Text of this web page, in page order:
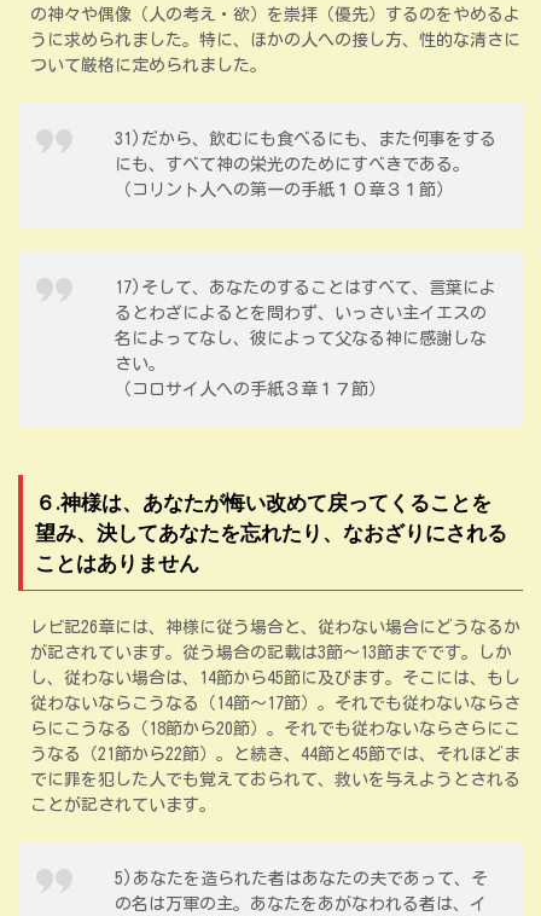
の神々や偶像（人の考え・欲）を崇拝（優先）するのをやめるよ
うに求められました。特に、ほかの人への接し方、性的な清さに
ついて厳格に定められました。
31)だから、飲むにも食べるにも、また何事をする
にも、すべて神の栄光のためにすべきである。
（コリント人への第一の手紙１０章３１節）
17)そして、あなたのすることはすべて、言葉によ
るとわざによるとを問わず、いっさい主イエスの
名によってなし、彼によって父なる神に感謝しな
さい。
（コロサイ人への手紙３章１７節）
６.神様は、あなたが悔い改めて戻ってくることを
望み、決してあなたを忘れたり、なおざりにされる
ことはありません
レビ記26章には、神様に従う場合と、従わない場合にどうなるか
が記されています。従う場合の記載は3節～13節までです。しか
し、従わない場合は、14節から45節に及びます。そこには、もし
従わないならこうなる（14節～17節）。それでも従わないならさ
らにこうなる（18節から20節）。それでも従わないならさらにこ
うなる（21節から22節）。と続き、44節と45節では、それほどま
でに罪を犯した人でも覚えておられて、救いを与えようとされる
ことが記されています。
5)あなたを造られた者はあなたの夫であって、そ
の名は万軍の主。あなたをあがなわれる者は、イ